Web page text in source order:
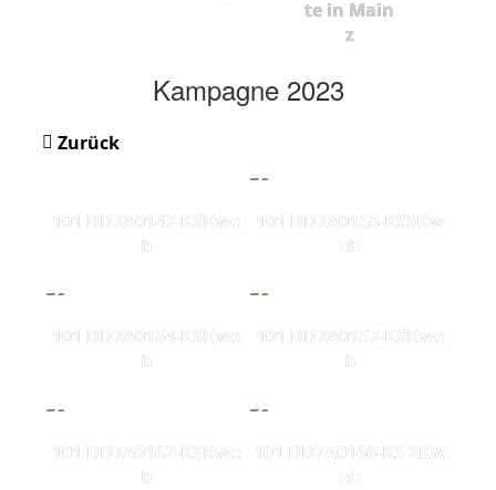
te in Main
z
Kampagne 2023
Zurück
101 DD7A0147-KSKwe
b
101 DD7A0153-KS5Kw
eb
101 DD7A0154-KSKwe
b
101 DD7A0157-KSKwe
b
101 DD7A0162-KSKwe
b
101 DD7A0166-KS 2Kw
eb